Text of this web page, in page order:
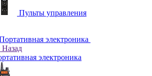
Пульты управления
электроника
Назад
электроника